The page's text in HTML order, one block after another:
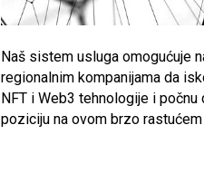
Naš sistem usluga omogućuje
regionalnim kompanijama da
NFT i Web3 tehnologije i počnu
poziciju na ovom brzo